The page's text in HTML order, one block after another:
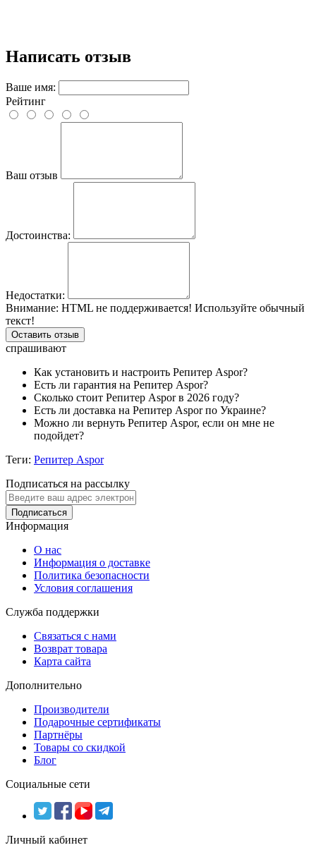
Написать отзыв
Ваше имя:
Рейтинг
Ваш отзыв
Достоинства:
Недостатки:
Внимание: HTML не поддерживается! Используйте обычный
текст!
Оставить отзыв
спрашивают
Как установить и настроить Репитер Aspor?
Есть ли гарантия на Репитер Aspor?
Сколько стоит Репитер Aspor в 2026 году?
Есть ли доставка на Репитер Aspor по Украине?
Можно ли вернуть Репитер Aspor, если он мне не
подойдет?
Теги: Репитер Aspor
Подписаться на рассылку
Подписаться
Информация
О нас
Информация о доставке
Политика безопасности
Условия соглашения
Служба поддержки
Связаться с нами
Возврат товара
Карта сайта
Дополнительно
Производители
Подарочные сертификаты
Партнёры
Товары со скидкой
Блог
Социальные сети
Личный кабинет